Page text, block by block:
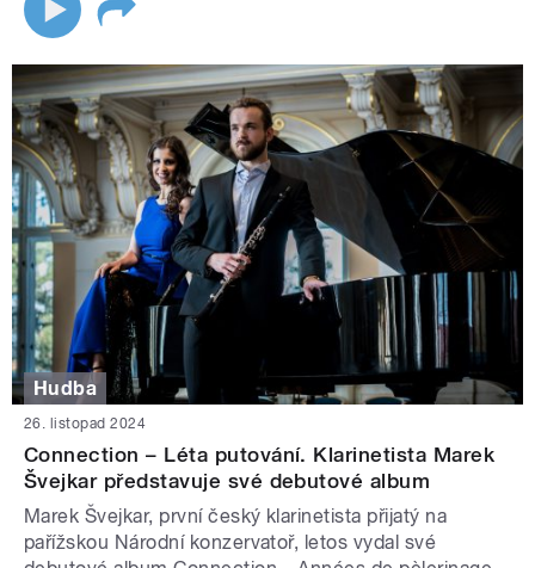
Hudba
26. listopad 2024
Connection – Léta putování. Klarinetista Marek
Švejkar představuje své debutové album
Marek Švejkar, první český klarinetista přijatý na
pařížskou Národní konzervatoř, letos vydal své